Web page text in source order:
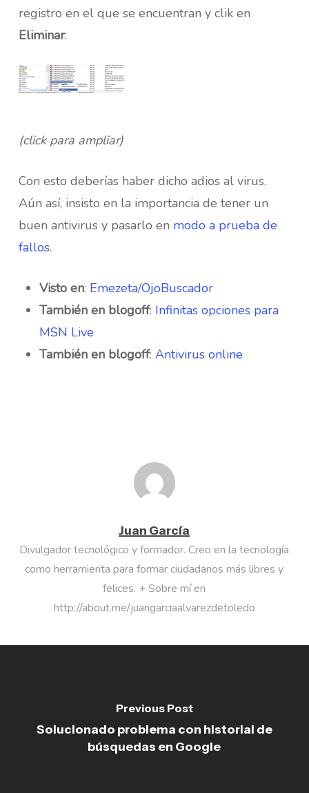
registro en el que se encuentran y clik en
Eliminar:
(click para ampliar)
Con esto deberías haber dicho adios al virus.
Aún así, insisto en la importancia de tener un
buen antivirus y pasarlo en modo a prueba de
fallos.
Visto en: Emezeta/OjoBuscador
También en blogoff: Infinitas opciones para
MSN Live
También en blogoff: Antivirus online
Juan García
Divulgador tecnológico y formador. Creo en la tecnología
como herramienta para formar ciudadanos más libres y
felices. + Sobre mí en
http://about.me/juangarciaalvarezdetoledo
Previous Post
Solucionado problema con historial de
búsquedas en Google